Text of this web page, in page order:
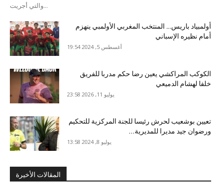
والتي أجريت...
أولمبياد باريس… المنتخب المغربي الأولمبي ينهزم
أمام نظيره الإسباني
أغسطس 5, 2024 19:54
الكوكب المراكشي يعين رضا حكم مدربا للفريق
خلفا لهشام الدميعي
يوليو 11, 2026 23:58
تعيين بوشعيب لحرش رئيسا للجنة المركزية للتحكيم
ورضوان جيد مديرا للمديرية...
يوليو 8, 2024 13:58
المقالات الأخيرة